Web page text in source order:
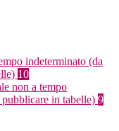
indeterminato (da
10
non a tempo
in tabelle) 9